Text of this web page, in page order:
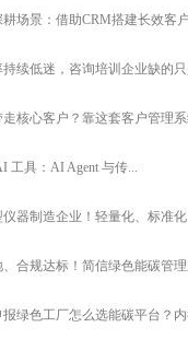
场景：借助CRM搭建长效客
续低迷，咨询培训企业缺的
走核心客户？靠这套客户管理
工具：AI Agent 与传...
器制造企业！轻量化、标准
合规达标！简信绿色能碳管
绿色工厂怎么选能碳平台？